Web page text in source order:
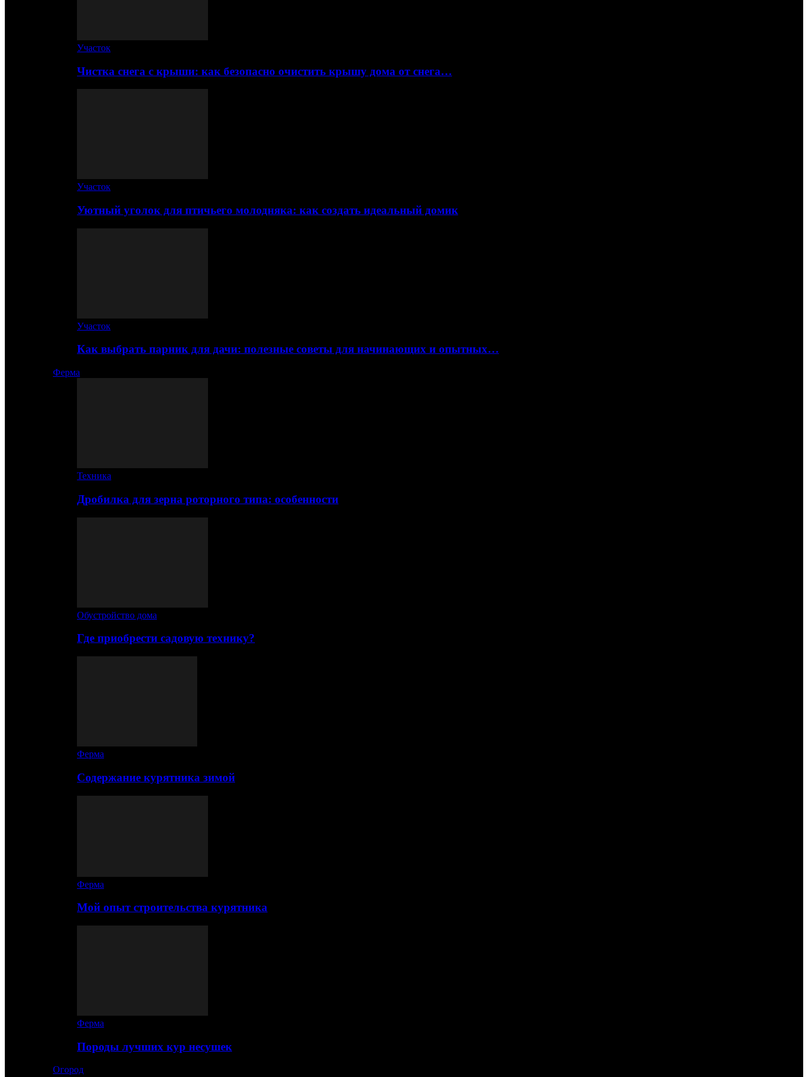
Участок
Чистка снега с крыши: как безопасно очистить крышу дома от снега…
Участок
Уютный уголок для птичьего молодняка: как создать идеальный домик
Участок
Как выбрать парник для дачи: полезные советы для начинающих и опытных…
Ферма
Техника
Дробилка для зерна роторного типа: особенности
Обустройство дома
Где приобрести садовую технику?
Ферма
Содержание курятника зимой
Ферма
Мой опыт строительства курятника
Ферма
Породы лучших кур несушек
Огород